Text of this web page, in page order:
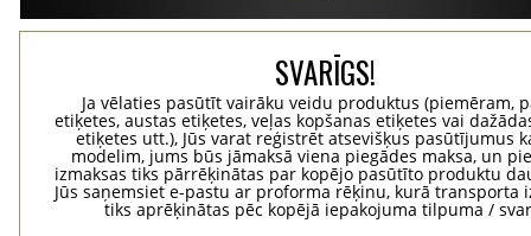
SVARĪGS!
Ja vēlaties pasūtīt vairāku veidu produktus (piemēram,
etiķetes, austas etiķetes, veļas kopšanas etiķetes vai
etiķetes utt.), Jūs varat reģistrēt atsevišķus pasūtījumus
modelim, jums būs jāmaksā viena piegādes maksa, un
izmaksas tiks pārrēķinātas par kopējo pasūtīto produktu
Jūs saņemsiet e-pastu ar proforma rēķinu, kurā transporta
tiks aprēķinātas pēc kopējā iepakojuma tilpuma /